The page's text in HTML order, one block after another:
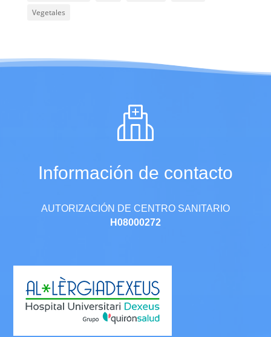
Vegetales
Información de contacto
AUTORIZACIÓN DE CENTRO SANITARIO
H08000272